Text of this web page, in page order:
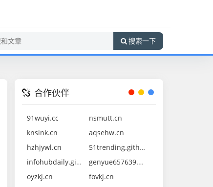
搜索一下
合作伙伴
91wuyi.cc
nsmutt.cn
knsink.cn
aqsehw.cn
hzhjywl.cn
51trending.github.io
infohubdaily.github.io
genyue657639.cn
oyzkj.cn
fovkj.cn